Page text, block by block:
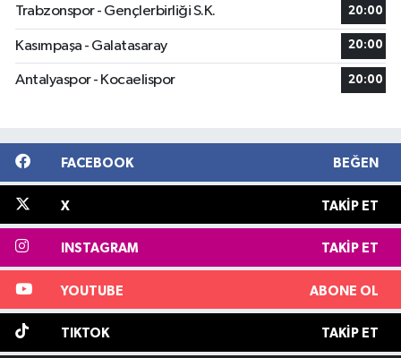
Trabzonspor - Gençlerbirliği S.K. 20:00
Kasımpaşa - Galatasaray 20:00
Antalyaspor - Kocaelispor 20:00
FACEBOOK BEĞEN
X TAKIP ET
INSTAGRAM TAKIP ET
YOUTUBE ABONE OL
TIKTOK TAKIP ET